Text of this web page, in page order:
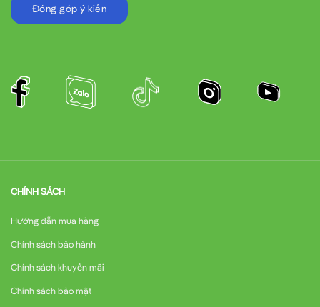
Đóng góp ý kiến
CHÍNH SÁCH
Hướng dẫn mua hàng
Chính sách bảo hành
Chính sách khuyến mãi
Chính sách bảo mật